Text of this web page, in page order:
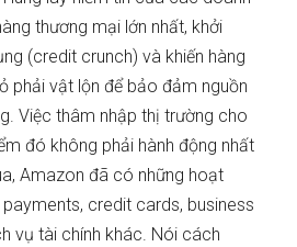
thương mại lớn nhất, khởi
(credit crunch) và khiến hàng
phải vật lộn để bảo đảm nguồn
Việc thâm nhập thị trường cho
đó không phải hành động nhất
Amazon đã có những hoạt
credit cards, business
vụ tài chính khác. Nói cách